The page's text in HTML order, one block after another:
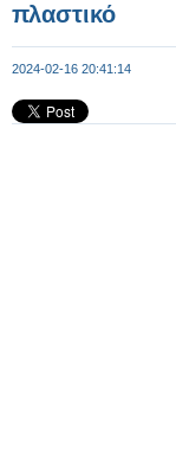
πλαστικό
2024-02-16 20:41:14